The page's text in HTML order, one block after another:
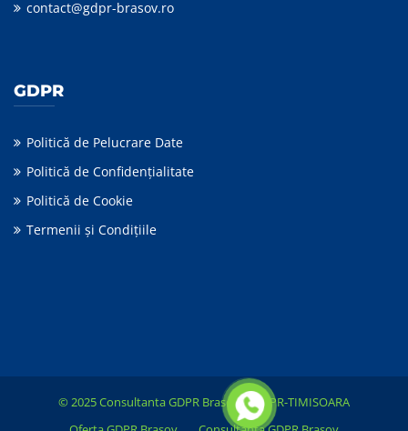
contact@gdpr-brasov.ro
GDPR
Politică de Pelucrare Date
Politică de Confidențialitate
Politică de Cookie
Termenii şi Condiţiile
© 2025 Consultanta GDPR Brasov & GDPR-TIMISOARA